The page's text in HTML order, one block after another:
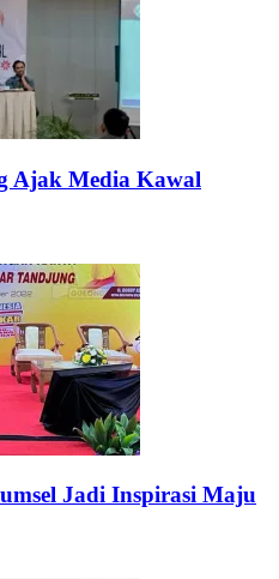
Ajak Media Kawal
Jadi Inspirasi Maju